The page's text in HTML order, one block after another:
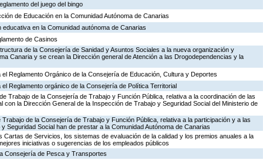
del juego del bingo
de Educación en la Comunidad Autónoma de Canarias
en la Comunidad autónoma de Canarias
de Casinos
de la Consejería de Sanidad y Asuntos Sociales a la nueva organización y
Canaria y se crean la Dirección general de Atención a las Drogodependencias y la
Reglamento Orgánico de la Consejería de Educación, Cultura y Deportes
Reglamento orgánico de la Consejería de Política Territorial
Trabajo de la Consejería de Trabajo y Función Pública, relativa a la coordinación de las
con la Dirección General de la Inspección de Trabajo y Seguridad Social del Ministerio de
de la Consejería de Trabajo y Función Pública, relativa a la participación y a las
Seguridad Social han de prestar a la Comunidad Autónoma de Canarias
Cartas de Servicios, los sistemas de evaluación de la calidad y los premios anuales a la
iniciativas o sugerencias de los empleados públicos
Consejería de Pesca y Transportes